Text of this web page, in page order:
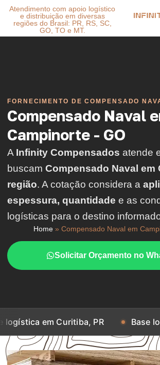
Atendimento com apoio logístico
e distribuição em diversas
regiões do Brasil: PR, RS, SC,
GO, TO e MT.
FORNECIMENTO DE COMPENSADO
Compensado Naval
Campinorte - GO
A Infinity Compensados atende
buscam Compensado Naval em
região. A cotação considera a
espessura, quantidade e as
logísticas para o destino
Home» Compensado Naval em
Solicitar Orçamento no
Curitiba, PR Base logística em